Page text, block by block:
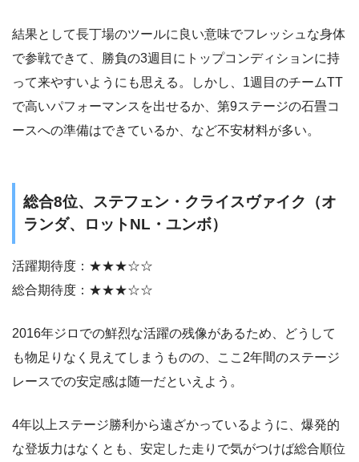
結果として長丁場のツールに良い意味でフレッシュな身体
で参戦できて、勝負の3週目にトップコンディションに持
って来やすいようにも思える。しかし、1週目のチームTT
で高いパフォーマンスを出せるか、第9ステージの石畳コ
ースへの準備はできているか、など不安材料が多い。
総合8位、ステフェン・クライスヴァイク（オ
ランダ、ロットNL・ユンボ）
活躍期待度：★★★☆☆
総合期待度：★★★☆☆
2016年ジロでの鮮烈な活躍の残像があるため、どうして
も物足りなく見えてしまうものの、ここ2年間のステージ
レースでの安定感は随一だといえよう。
4年以上ステージ勝利から遠ざかっているように、爆発的
な登坂力はなくとも、安定した走りで気がつけば総合順位